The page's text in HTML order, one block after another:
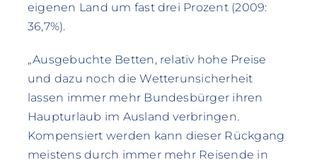
eigenen Land um fast drei Prozent (2009:
36,7%).
„Ausgebuchte Betten, relativ hohe Preise
und dazu noch die Wetterunsicherheit
lassen immer mehr Bundesbürger ihren
Haupturlaub im Ausland verbringen.
Kompensiert werden kann dieser Rückgang
meistens durch immer mehr Reisende in